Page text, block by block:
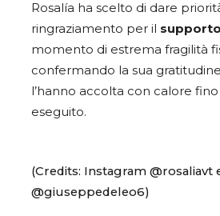
Rosalía ha scelto di dare
ringraziamento per il
momento di estrema fragilità
confermando la sua
l’hanno accolta con calore
eseguito.
(Credits: Instagram @rosaliavt
@giuseppedeleo6)